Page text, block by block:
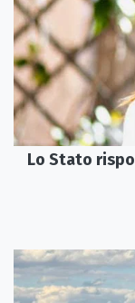
Lo Stato